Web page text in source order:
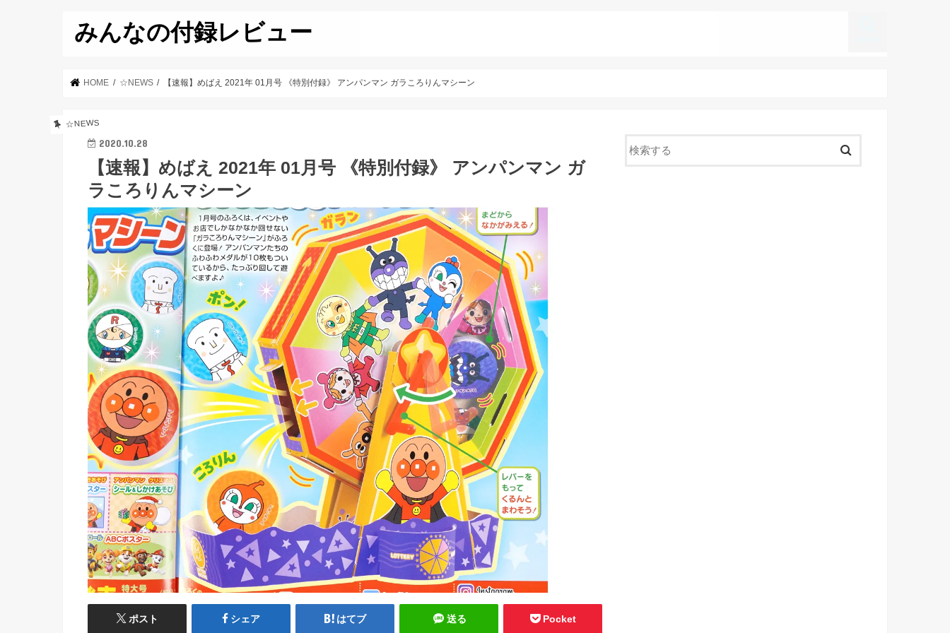
みんなの付録レビュー
HOME ☆NEWS 【速報】めばえ 2021年 01月号 《特別付録》 アンパンマン ガラころりんマシーン
☆NEWS
2020.10.28
【速報】めばえ 2021年 01月号 《特別付録》 アンパンマン ガ
ラころりんマシーン
ポスト シェア はてブ 送る Pocket